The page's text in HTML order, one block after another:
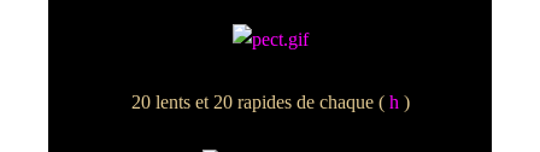
20 lents et 20 rapides de chaque ( h )